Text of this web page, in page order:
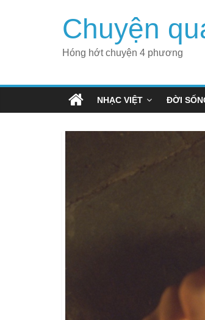
Chuyện
Hóng hớt chuyện 4 phương
NHẠC VIỆT ĐỜI